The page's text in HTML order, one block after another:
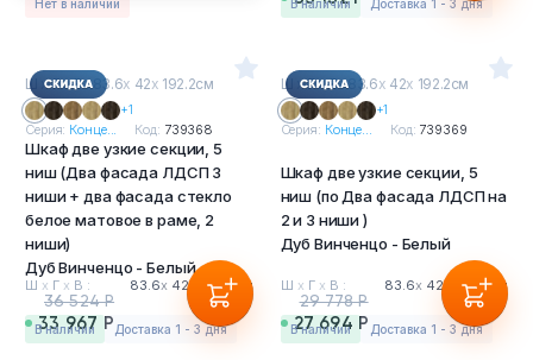
Нет в наличии в наличии Доставка 1 - 3 дня
Ш хГхВ : 83.6х 42х 192.2см
+1
Серия: Конце... Код: 739368
Шкаф две узкие секции, 5
ниш (Два фасада ЛДСП 3
ниши + два фасада стекло
белое матовое в раме, 2
ниши)
Дуб Винченцо - Белый
Ш х Г х В : 83.6х 42х 192.2см
33 967 Р
36 524 Р
в наличии Доставка 1 - 3 дня
Ш хГхВ : 83.6х 42х 192.2см
+1
Серия: Конце... Код: 739369
Шкаф две узкие секции, 5
ниш (по Два фасада ЛДСП на
2 и 3 ниши )
Дуб Винченцо - Белый
Ш х Г х В : 83.6х 42х 192.2см
27 694 Р
29 778 Р
в наличии Доставка 1 - 3 дня